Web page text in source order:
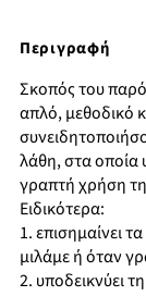
Περιγραφή
Σκοπός του
απλό, μεθοδικό
λάθη, στα οποία
γραπτή χρήση
Ειδικότερα:
1. επισημαίνει
μιλάμε ή όταν
2. υποδεικνύει